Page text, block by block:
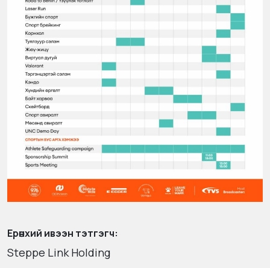
Ерөнхий ивээн тэтгэгч:
Steppe Link Holding